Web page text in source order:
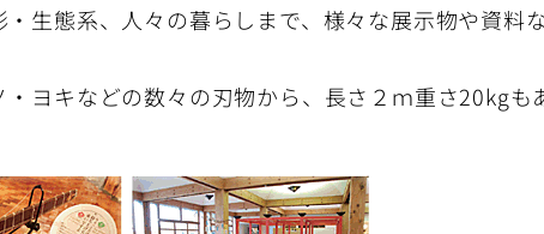
生態系、人々の暮らしまで、様々な展示物や資料
ヨキなどの数々の刃物から、長さ２ｍ重さ20kg